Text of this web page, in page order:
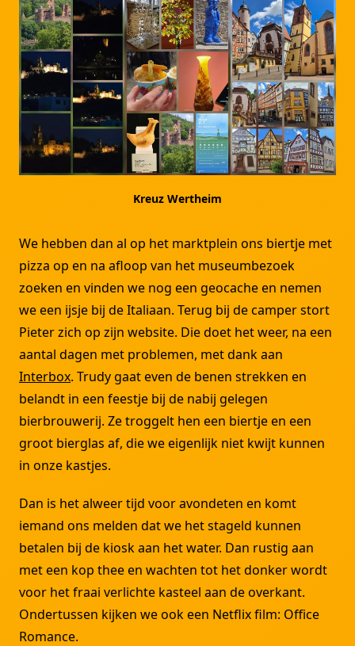
Kreuz Wertheim
We hebben dan al op het marktplein ons biertje met
pizza op en na afloop van het museumbezoek
zoeken en vinden we nog een geocache en nemen
we een ijsje bij de Italiaan. Terug bij de camper stort
Pieter zich op zijn website. Die doet het weer, na een
aantal dagen met problemen, met dank aan
Interbox. Trudy gaat even de benen strekken en
belandt in een feestje bij de nabij gelegen
bierbrouwerij. Ze troggelt hen een biertje en een
groot bierglas af, die we eigenlijk niet kwijt kunnen
in onze kastjes.
Dan is het alweer tijd voor avondeten en komt
iemand ons melden dat we het stageld kunnen
betalen bij de kiosk aan het water. Dan rustig aan
met een kop thee en wachten tot het donker wordt
voor het fraai verlichte kasteel aan de overkant.
Ondertussen kijken we ook een Netflix film: Office
Romance.